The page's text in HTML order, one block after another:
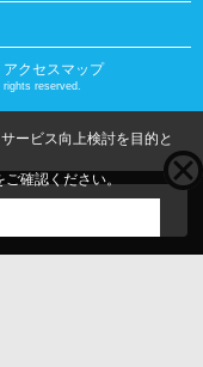
アクセスマップ
rights reserved.
物件
ービス向上検討を目的と
ご確認ください。